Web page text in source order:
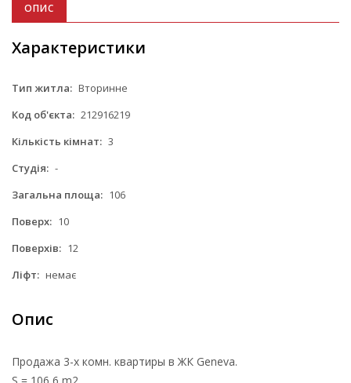
ОПИС
Характеристики
Тип житла: Вторинне
Код об'єкта: 212916219
Кількість кімнат: 3
Студія: -
Загальна площа: 106
Поверх: 10
Поверхів: 12
Ліфт: немає
Опис
Продажа 3-х комн. квартиры в ЖК Geneva.
S = 106,6 m2